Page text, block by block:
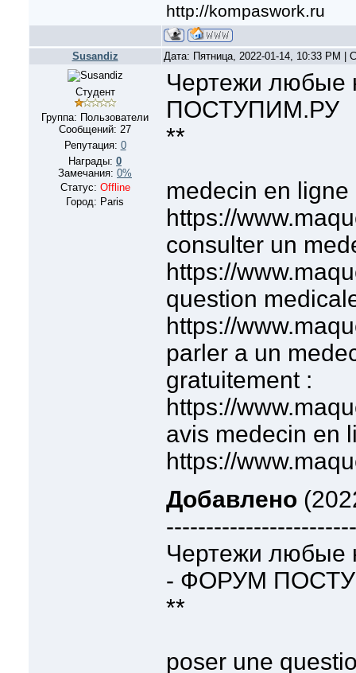
http://kompaswork.ru
Susandiz Дата: Пятница, 2022-01-14, 10:33 PM |
Студент
Группа: Пользователи
Сообщений: 27
Репутация: 0
Награды: 0
Замечания: 0%
Статус: Offline
Город: Paris
Чертежи любые
ПОСТУПИМ.РУ
**
medecin en ligne
https://
consulter un
https://
question
https://
parler a un
gratuitement :
https://
avis medecin en
https://
Добавлено
Чертежи любые
- ФОРУМ
**
poser une